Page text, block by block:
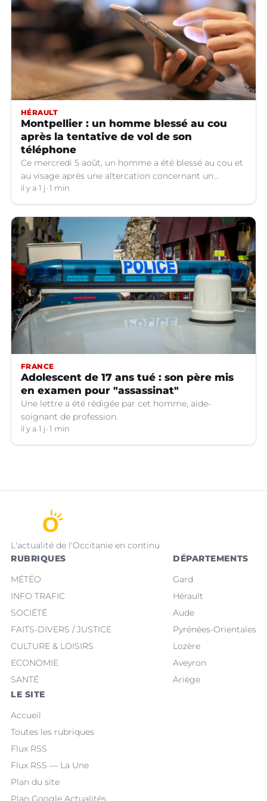
HÉRAULT
Montpellier : un homme blessé au cou
après la tentative de vol de son
téléphone
Ce mercredi 5 août, un homme a été blessé au cou et
au visage après une altercation concernant un
téléphone portable à Montpellier (Hérault).
il y a 1 j 1 min
FRANCE
Adolescent de 17 ans tué : son père mis
en examen pour "assassinat"
Une lettre a été rédigée par cet homme, aide-
soignant de profession.
il y a 1 j 1 min
L'actualité de l'Occitanie en continu
RUBRIQUES
MÉTÉO
INFO TRAFIC
SOCIÉTÉ
FAITS-DIVERS / JUSTICE
CULTURE & LOISIRS
ECONOMIE
SANTÉ
DÉPARTEMENTS
Gard
Hérault
Aude
Pyrénées-Orientales
Lozère
Aveyron
Ariège
LE SITE
Accueil
Toutes les rubriques
Flux RSS
Flux RSS — La Une
Plan du site
Plan Google Actualités